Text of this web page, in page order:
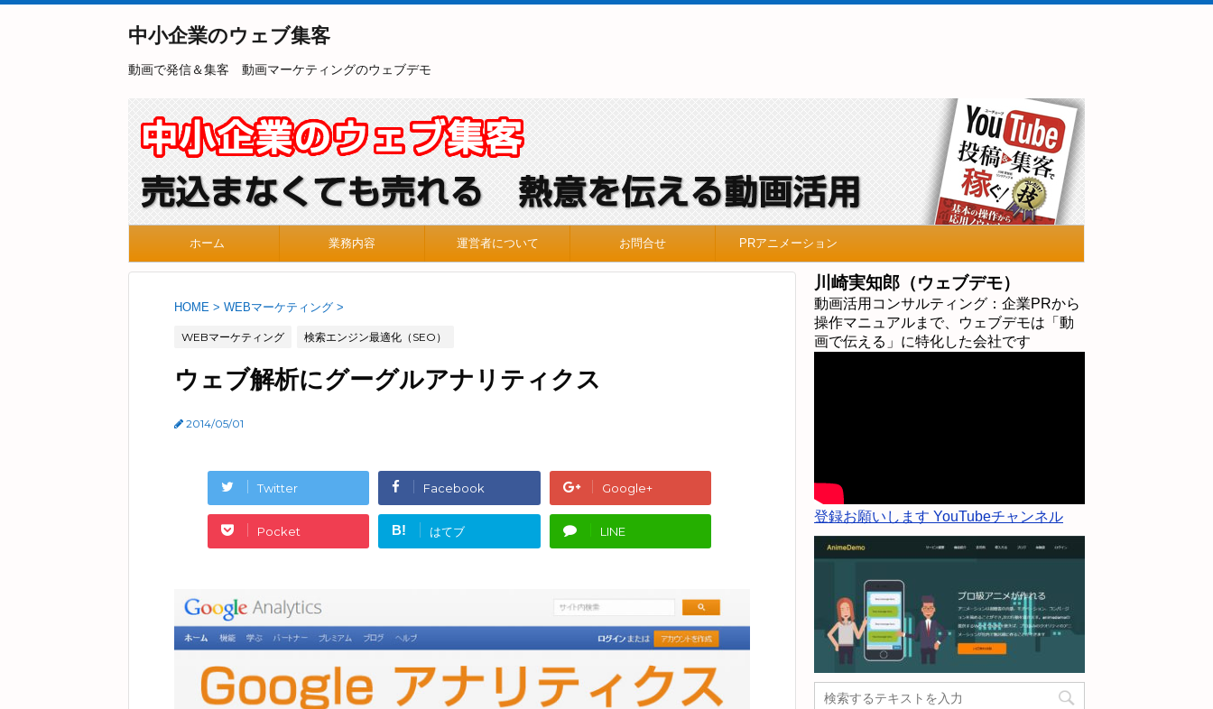
中小企業のウェブ集客
動画で発信＆集客 動画マーケティングのウェブデモ
ホーム 業務内容 運営者について お問合せ PRアニメーション
HOME > WEBマーケティング >
WEBマーケティング 検索エンジン最適化（SEO）
ウェブ解析にグーグルアナリティクス
2014/05/01
Twitter Facebook Google+
Pocket B! はてブ LINE
川崎実知郎（ウェブデモ）
動画活用コンサルティング：企業PRから
操作マニュアルまで、ウェブデモは「動
画で伝える」に特化した会社です
登録お願いします YouTubeチャンネル